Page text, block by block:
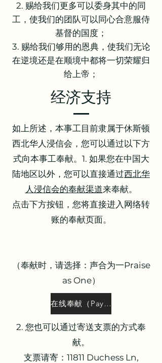
2. 赐给我们更多可以委身其中的同
工，使我们的团队可以同心合意服侍
基督的国度；
3. 赐给我们够用的恩典，使我们无论
在逆境还是在顺境中都将一切荣耀归
给上帝；
​经济支持
如上所述，本事工目前隶属于休斯顿
西北华人浸信会，您可以通过以下方
式向本事工奉献。1. 如果您在中国大
陆地区以外，您可以直接通过西北华
人浸信会的奉献渠道来奉献。
点击下方按钮，您将直接进入网络转
账的奉献页面。
（奉献时，请选择：声合为一Praise
as One）
在线奉献（PayPal）
2. 您也可以通过寄送支票的方式奉
献。
支票请寄：11811 Duchess Ln,